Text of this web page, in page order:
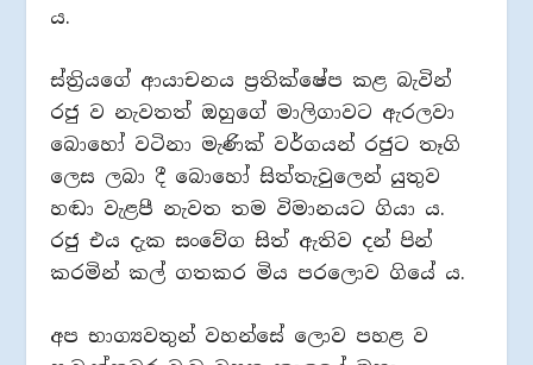
ය.
ස්ත්‍රියගේ ආයාචනය ප්‍රතික්ෂේප කළ බැවින්
රජු ව නැවතත් ඔහුගේ මාලිගාවට ඇරලවා
බොහෝ වටිනා මැණික් වර්ගයන් රජුට තෑගි
ලෙස ලබා දී බොහෝ සිත්තැවුලෙන් යුතුව
හඬා වැළපී නැවත තම විමානයට ගියා ය.
රජු එය දැක සංවේග සිත් ඇතිව දන් පින්
කරමින් කල් ගතකර මිය පරලොව ගියේ ය.
අප භාග්‍යවතුන් වහන්සේ ලොව පහළ ව